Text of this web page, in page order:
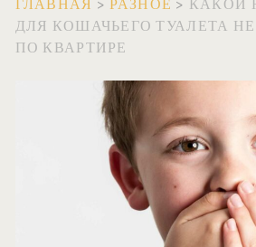
ГЛАВНАЯ >РАЗНОЕ > КАКОЙ
ДЛЯ КОШАЧЬЕГО ТУАЛЕТА
ПО КВАРТИРЕ